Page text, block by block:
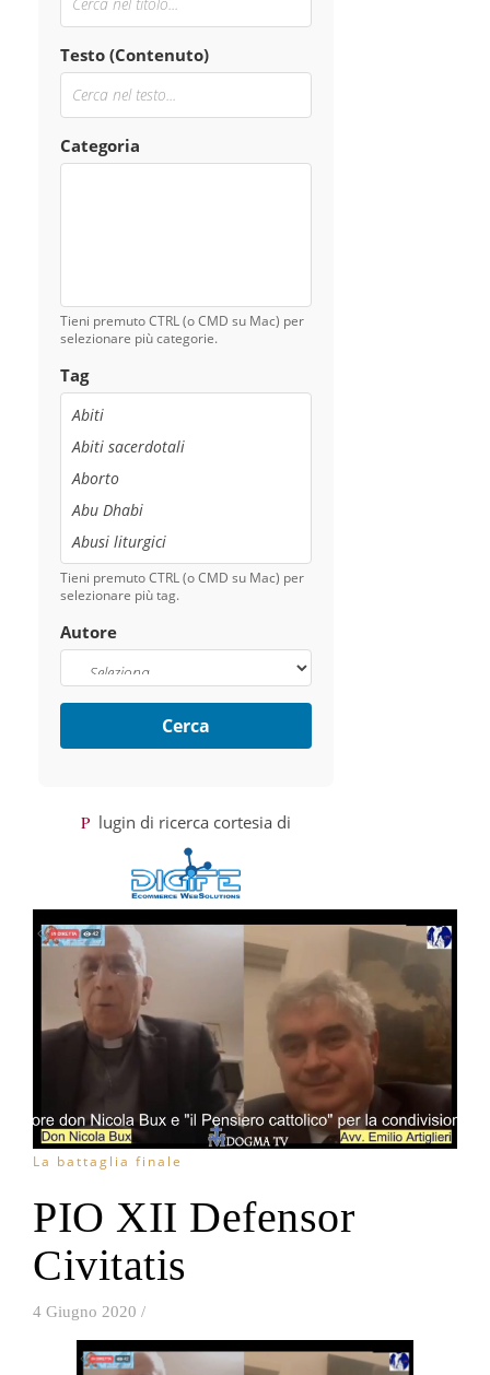
Testo (Contenuto)
Categoria
Tieni premuto CTRL (o CMD su Mac) per
selezionare più categorie.
Tag
Tieni premuto CTRL (o CMD su Mac) per
selezionare più tag.
Autore
Cerca
Plugin di ricerca cortesia di
La battaglia finale
PIO XII Defensor
Civitatis
4 Giugno 2020 /